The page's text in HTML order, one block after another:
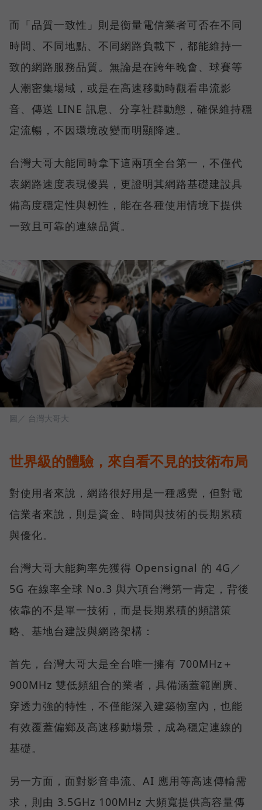
而「品質一致性」則是衡量電信業者可否在不同
時間、不同地點、不同網路負載下，都能維持一
致的網路服務品質。無論是在跨年晚會、球賽等
人潮密集場域，或是在高速移動時觀看串流影
音、傳送 LINE 訊息、分享社群動態，確保維持穩
定流暢，不因環境改變而明顯降速。
台灣大哥大能同時拿下這兩項全台第一，不僅代
表網路速度表現優異，更證明其網路基礎建設具
備高度穩定性與韌性，能在各種使用情境下提供
一致且可靠的連線品質。
圖／ 台灣大哥大
世界級的體驗，來自看不見的技術布局
對使用者來說，網路很好用是一種感覺，但對電
信業者來說，則是資金、時間與技術的長期累積
與優化。
台灣大哥大能夠率先獲得 Opensignal 的 4G／
5G 在線率全球 No.3 與六項台灣第一肯定，背後
依靠的不是單一技術，而是長期累積的頻譜策
略、基地台建設與網路架構：
首先，台灣大哥大是全台唯一擁有 700MHz＋
900MHz 雙低頻組合的業者，具備涵蓋範圍廣、
穿透力強的特性，不僅能深入建築物室內，也能
有效覆蓋偏鄉及高速移動場景，成為穩定連線的
基礎。
另一方面，面對影音串流、AI 應用等高速傳輸需
求，則由 3.5GHz 100MHz 大頻寬提供高容量傳